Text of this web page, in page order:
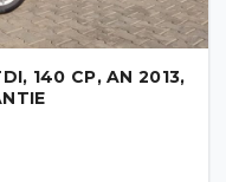
140 CP, AN 2013,